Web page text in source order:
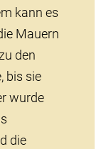
kann es
Mauern
den
bis sie
wurde
die